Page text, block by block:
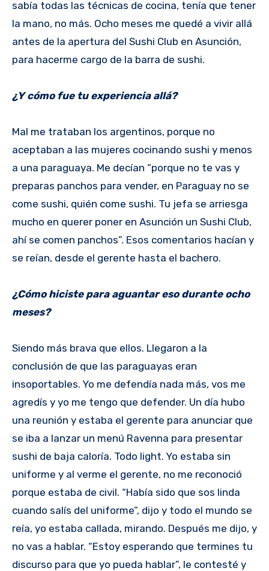
sabía todas las técnicas de cocina, tenía que tener
la mano, no más. Ocho meses me quedé a vivir allá
antes de la apertura del Sushi Club en Asunción,
para hacerme cargo de la barra de sushi.
¿Y cómo fue tu experiencia allá?
Mal me trataban los argentinos, porque no
aceptaban a las mujeres cocinando sushi y menos
a una paraguaya. Me decían “porque no te vas y
preparas panchos para vender, en Paraguay no se
come sushi, quién come sushi. Tu jefa se arriesga
mucho en querer poner en Asunción un Sushi Club,
ahí se comen panchos”. Esos comentarios hacían y
se reían, desde el gerente hasta el bachero.
¿Cómo hiciste para aguantar eso durante ocho
meses?
Siendo más brava que ellos. Llegaron a la
conclusión de que las paraguayas eran
insoportables. Yo me defendía nada más, vos me
agredís y yo me tengo que defender. Un día hubo
una reunión y estaba el gerente para anunciar que
se iba a lanzar un menú Ravenna para presentar
sushi de baja caloría. Todo light. Yo estaba sin
uniforme y al verme el gerente, no me reconoció
porque estaba de civil. “Había sido que sos linda
cuando salís del uniforme”, dijo y todo el mundo se
reía, yo estaba callada, mirando. Después me dijo, y
no vas a hablar. “Estoy esperando que termines tu
discurso para que yo pueda hablar”, le contesté y